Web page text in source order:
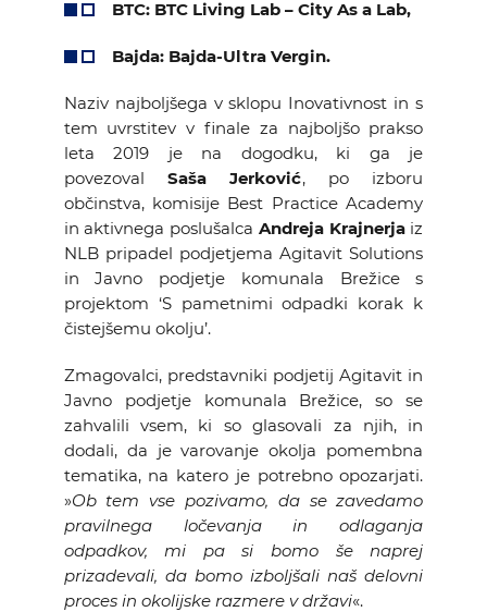
BTC: BTC Living Lab – City As a Lab,
Bajda: Bajda-Ultra Vergin.
Naziv najboljšega v sklopu Inovativnost in s
tem uvrstitev v finale za najboljšo prakso
leta 2019 je na dogodku, ki ga je
povezovalSaša Jerković, po izboru
občinstva, komisije Best Practice Academy
in aktivnega poslušalca Andreja Krajnerjaiz
NLB pripadel podjetjema Agitavit Solutions
in Javno podjetje komunala Brežice s
projektom ‘S pametnimi odpadki korak k
čistejšemu okolju’.
Zmagovalci, predstavniki podjetij Agitavit in
Javno podjetje komunala Brežice, so se
zahvalili vsem, ki so glasovali za njih, in
dodali, da je varovanje okolja pomembna
tematika, na katero je potrebno opozarjati.
»Ob tem vse pozivamo, da se zavedamo
pravilnega ločevanja in odlaganja
odpadkov, mi pa si bomo še naprej
prizadevali, da bomo izboljšali naš delovni
proces in okolijske razmere v državi«.